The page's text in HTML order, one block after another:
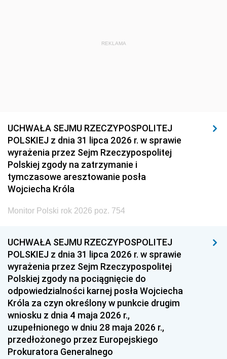
REKLAMA
UCHWAŁA SEJMU RZECZYPOSPOLITEJ
POLSKIEJ z dnia 31 lipca 2026 r. w sprawie
wyrażenia przez Sejm Rzeczypospolitej
Polskiej zgody na zatrzymanie i
tymczasowe aresztowanie posła
Wojciecha Króla
Monitor Polski rok 2026 poz. 754
UCHWAŁA SEJMU RZECZYPOSPOLITEJ
POLSKIEJ z dnia 31 lipca 2026 r. w sprawie
wyrażenia przez Sejm Rzeczypospolitej
Polskiej zgody na pociągnięcie do
odpowiedzialności karnej posła Wojciecha
Króla za czyn określony w punkcie drugim
wniosku z dnia 4 maja 2026 r.,
uzupełnionego w dniu 28 maja 2026 r.,
przedłożonego przez Europejskiego
Prokuratora Generalnego